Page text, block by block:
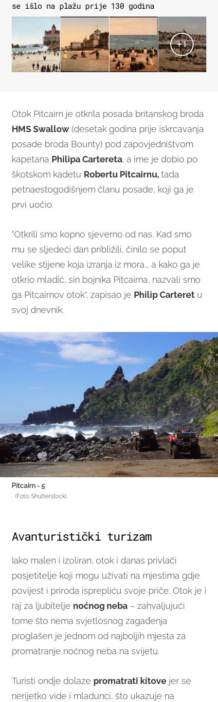
se išlo na plažu prije 130 godina
+1
Otok Pitcairn je otkrila posada britanskog broda
HMS Swallow (desetak godina prije iskrcavanja
posade broda Bounty) pod zapovjedništvom
kapetana Philipa Cartereta, a ime je dobio po
škotskom kadetu Robertu Pitcairnu,tada
petnaestogodišnjem članu posade, koji ga je
prvi uočio.
"Otkrili smo kopno sjeverno od nas. Kad smo
mu se sljedeći dan približili, činilo se poput
velike stijene koja izranja iz mora... a kako ga je
otkrio mladić, sin bojnika Pitcairna, nazvali smo
ga Pitcairnov otok“, zapisao je Philip Carteret u
svoj dnevnik.
Pitcairn - 5
(Foto: Shutterstock)
Avanturistički turizam
Iako malen i izoliran, otok i danas privlači
posjetitelje koji mogu uživati na mjestima gdje
povijest i priroda isprepliću svoje priče. Otok je i
raj za ljubitelje noćnog neba – zahvaljujući
tome što nema svjetlosnog zagađenja
proglašen je jednom od najboljih mjesta za
promatranje noćnog neba na svijetu.
Turisti ondje dolaze promatrati kitove jer se
nerijetko vide i mladunci, što ukazuje na